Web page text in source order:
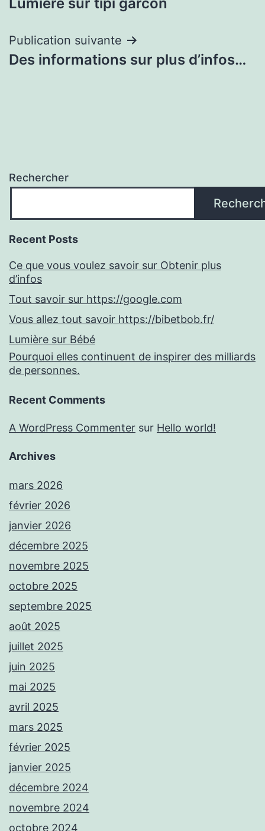
de
l’article
Publication suivante
Des informations sur plus d’infos…
Rechercher
Recent Posts
Ce que vous voulez savoir sur Obtenir plus
d’infos
Tout savoir sur https://google.com
Vous allez tout savoir https://bibetbob.fr/
Lumière sur Bébé
Pourquoi elles continuent de inspirer des milliards
de personnes.
Recent Comments
A WordPress Commenter sur Hello world!
Archives
mars 2026
février 2026
janvier 2026
décembre 2025
novembre 2025
octobre 2025
septembre 2025
août 2025
juillet 2025
juin 2025
mai 2025
avril 2025
mars 2025
février 2025
janvier 2025
décembre 2024
novembre 2024
octobre 2024